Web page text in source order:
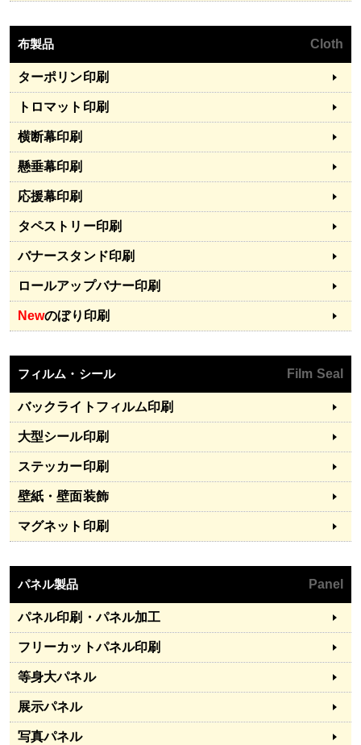
布製品 Cloth
ターポリン印刷
トロマット印刷
横断幕印刷
懸垂幕印刷
応援幕印刷
タペストリー印刷
バナースタンド印刷
ロールアップバナー印刷
Newのぼり印刷
フィルム・シール Film Seal
バックライトフィルム印刷
大型シール印刷
ステッカー印刷
壁紙・壁面装飾
マグネット印刷
パネル製品 Panel
パネル印刷・パネル加工
フリーカットパネル印刷
等身大パネル
展示パネル
写真パネル